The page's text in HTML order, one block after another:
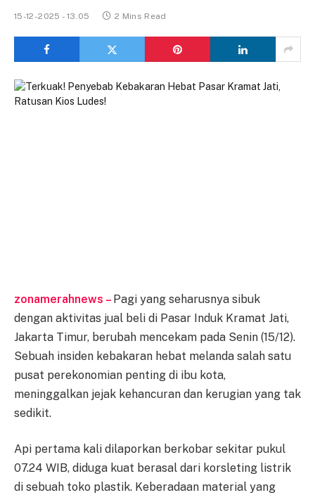
15-12-2025 - 13.05 2 Mins Read
zonamerahnews – Pagi yang seharusnya sibuk
dengan aktivitas jual beli di Pasar Induk Kramat Jati,
Jakarta Timur, berubah mencekam pada Senin (15/12).
Sebuah insiden kebakaran hebat melanda salah satu
pusat perekonomian penting di ibu kota,
meninggalkan jejak kehancuran dan kerugian yang tak
sedikit.
Api pertama kali dilaporkan berkobar sekitar pukul
07.24 WIB, diduga kuat berasal dari korsleting listrik
di sebuah toko plastik. Keberadaan material yang